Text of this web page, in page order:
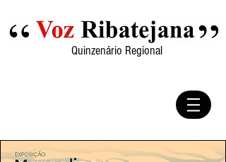
Quinzenário Regional